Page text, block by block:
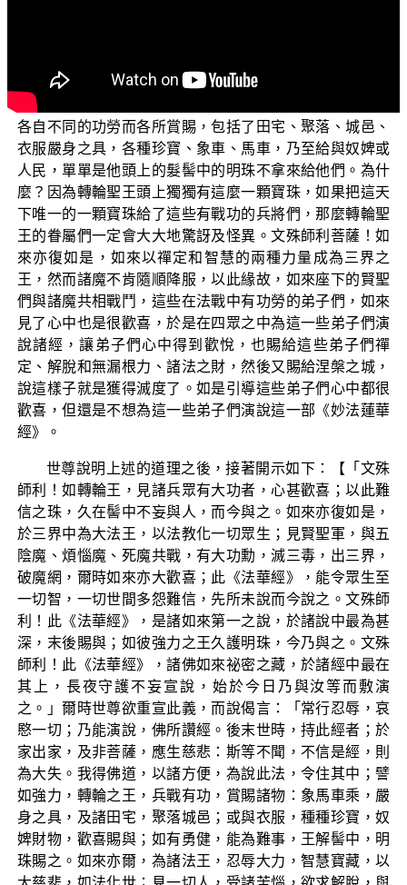
伐那一些不願意隨順他的命令的小王們，當轉輪聖王看見
這些於戰鬥時有功勞的人，心中生起大歡喜心，隨著他們
各自不同的功勞而各所賞賜，包括了田宅、聚落、城邑、
衣服嚴身之具，各種珍寶、象車、馬車，乃至給與奴婢或
人民，單單是他頭上的髮髻中的明珠不拿來給他們。為什
麼？因為轉輪聖王頭上獨獨有這麼一顆寶珠，如果把這天
下唯一的一顆寶珠給了這些有戰功的兵將們，那麼轉輪聖
王的眷屬們一定會大大地驚訝及怪異。文殊師利菩薩！如
來亦復如是，如來以禪定和智慧的兩種力量成為三界之
王，然而諸魔不肯隨順降服，以此緣故，如來座下的賢聖
們與諸魔共相戰鬥，這些在法戰中有功勞的弟子們，如來
見了心中也是很歡喜，於是在四眾之中為這一些弟子們演
說諸經，讓弟子們心中得到歡悅，也賜給這些弟子們禪
定、解脫和無漏根力、諸法之財，然後又賜給涅槃之城，
說這樣子就是獲得滅度了。如是引導這些弟子們心中都很
歡喜，但還是不想為這一些弟子們演說這一部《妙法蓮華
經》。
世尊說明上述的道理之後，接著開示如下：【「文殊
師利！如轉輪王，見諸兵眾有大功者，心甚歡喜；以此難
信之珠，久在髻中不妄與人，而今與之。如來亦復如是，
於三界中為大法王，以法教化一切眾生；見賢聖軍，與五
陰魔、煩惱魔、死魔共戰，有大功勳，滅三毒，出三界，
破魔網，爾時如來亦大歡喜；此《法華經》，能令眾生至
一切智，一切世間多怨難信，先所未說而今說之。文殊師
利！此《法華經》，是諸如來第一之說，於諸說中最為甚
深，末後賜與；如彼強力之王久護明珠，今乃與之。文殊
師利！此《法華經》，諸佛如來祕密之藏，於諸經中最在
其上，長夜守護不妄宣說，始於今日乃與汝等而敷演
之。」爾時世尊欲重宣此義，而說偈言：「常行忍辱，哀
愍一切；乃能演說，佛所讚經。後末世時，持此經者；於
家出家，及非菩薩，應生慈悲：斯等不聞，不信是經，則
為大失。我得佛道，以諸方便，為說此法，令住其中；譬
如強力，轉輪之王，兵戰有功，賞賜諸物：象馬車乘，嚴
身之具，及諸田宅，聚落城邑；或與衣服，種種珍寶，奴
婢財物，歡喜賜與；如有勇健，能為難事，王解髻中，明
珠賜之。如來亦爾，為諸法王，忍辱大力，智慧寶藏，以